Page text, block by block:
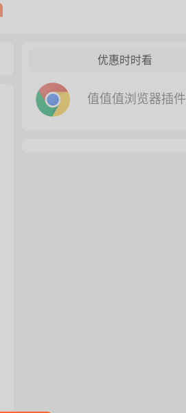
优惠时时看
值值值浏览器插件